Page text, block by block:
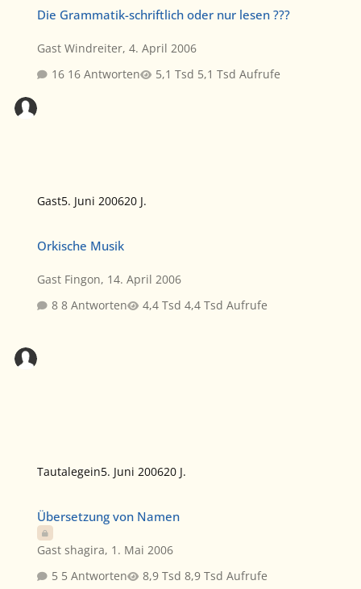
Die Grammatik-schriftlich oder nur lesen ???
Gast Windreiter,4. April 2006
16 Antworten
5,1 Tsd Aufrufe
Gast5. Juni 200620 J.
Orkische Musik
Gast Fingon, 14. April 2006
8 Antworten
4,4 Tsd Aufrufe
Tautalegein5. Juni 200620 J.
Übersetzung von Namen
Gast shagira, 1. Mai 2006
5 Antworten
8,9 Tsd Aufrufe